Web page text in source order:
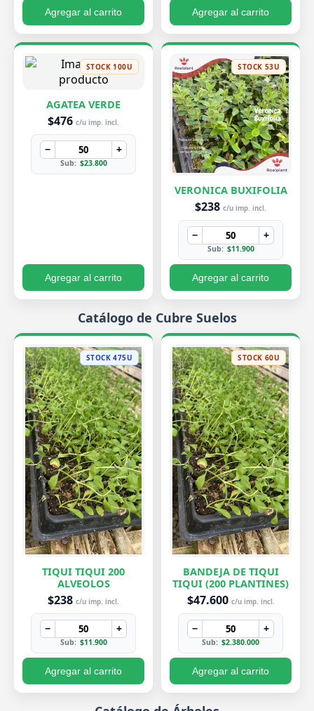
Agregar al carrito Agregar al carrito
STOCK 100U
AGATEA VERDE
$476 c/u imp. incl.
− +
Sub: $23.800
Agregar al carrito
STOCK 53U
VERONICA BUXIFOLIA
$238 c/u imp. incl.
− +
Sub: $11.900
Agregar al carrito
Catálogo de Cubre Suelos
STOCK 475U
TIQUI TIQUI 200
ALVEOLOS
$238 c/u imp. incl.
− +
Sub: $11.900
Agregar al carrito
STOCK 60U
BANDEJA DE TIQUI
TIQUI (200 PLANTINES)
$47.600 c/u imp. incl.
− +
Sub: $2.380.000
Agregar al carrito